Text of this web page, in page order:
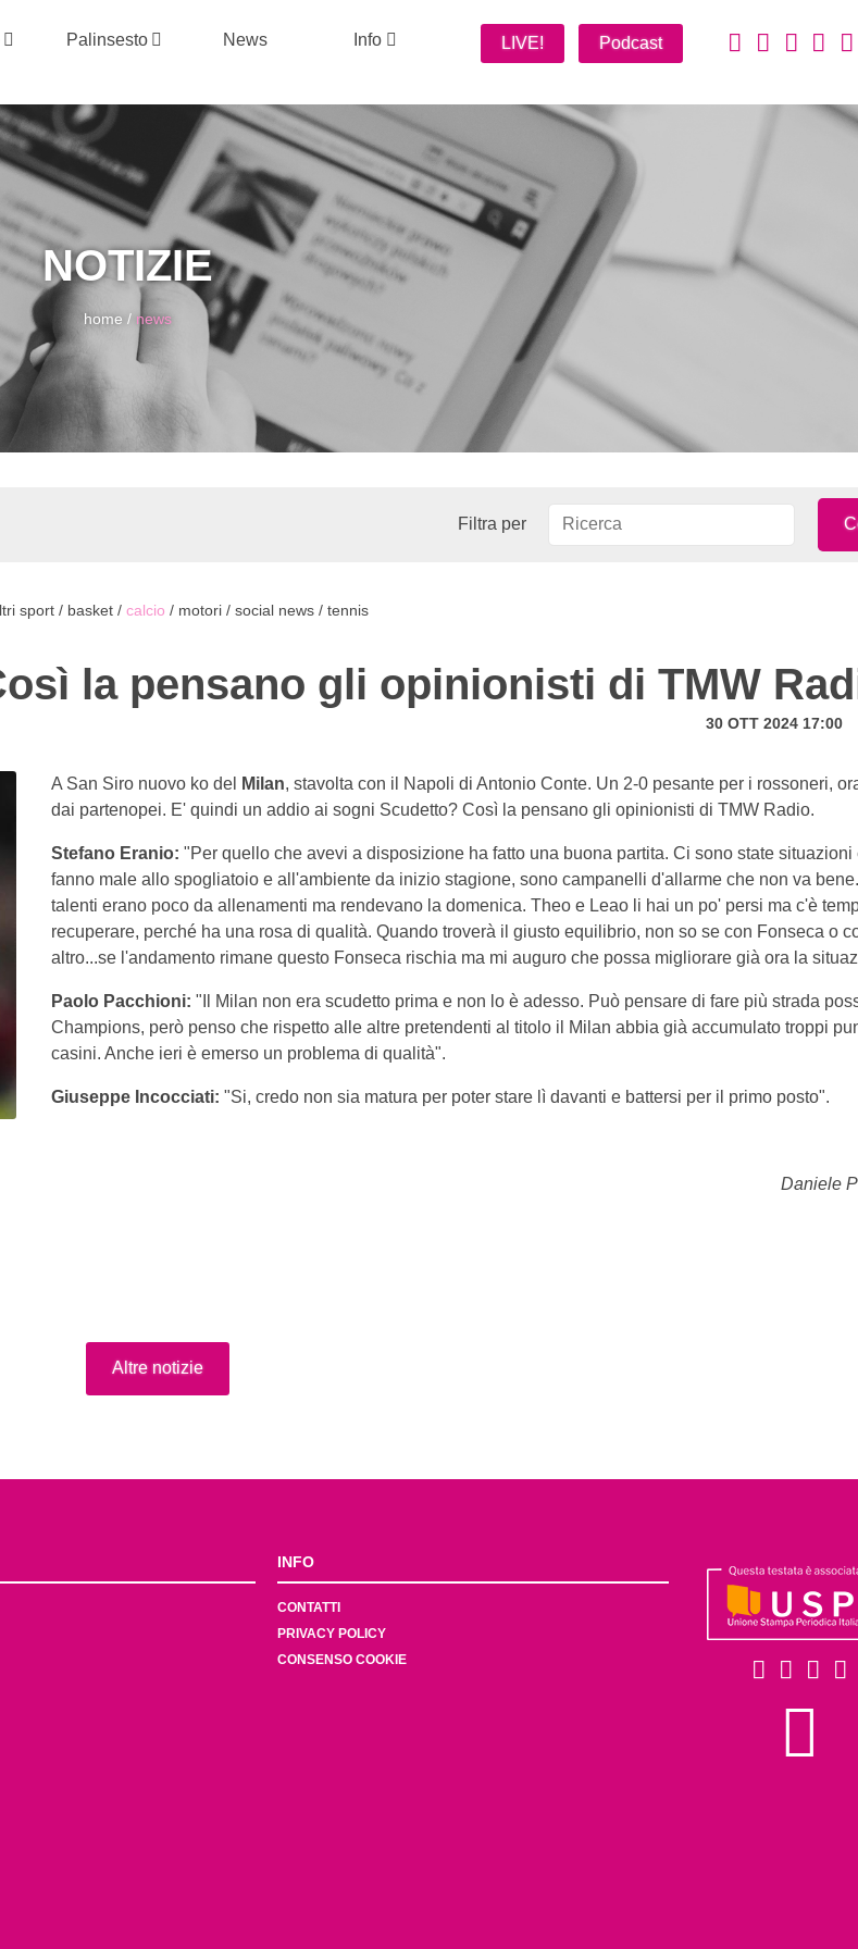
Palinsesto News Info LIVE! Podcast
NOTIZIE
home / news
Filtra per
sport / basket / calcio / motori / social news / tennis
la pensano gli opinionisti di TMW
30 OTT 2024 17:00
A San Siro nuovo ko del Milan, stavolta con il Napoli di Antonio Conte. Un 2-0 pesante per i rossoneri,
dai partenopei. E' quindi un addio ai sogni Scudetto? Così la pensano gli opinionisti di TMW Radio.
Stefano Eranio: "Per quello che avevi a disposizione ha fatto una buona partita. Ci sono state situazioni
fanno male allo spogliatoio e all'ambiente da inizio stagione, sono campanelli d'allarme che non va
talenti erano poco da allenamenti ma rendevano la domenica. Theo e Leao li hai un po' persi ma c'è
recuperare, perché ha una rosa di qualità. Quando troverà il giusto equilibrio, non so se con Fonseca o
altro...se l'andamento rimane questo Fonseca rischia ma mi auguro che possa migliorare già ora la
Paolo Pacchioni: "Il Milan non era scudetto prima e non lo è adesso. Può pensare di fare più strada
Champions, però penso che rispetto alle altre pretendenti al titolo il Milan abbia già accumulato troppi
casini. Anche ieri è emerso un problema di qualità".
Giuseppe Incocciati: "Si, credo non sia matura per poter stare lì davanti e battersi per il primo posto".
Daniele
Altre notizie
INFO
CONTATTI
PRIVACY POLICY
CONSENSO COOKIE